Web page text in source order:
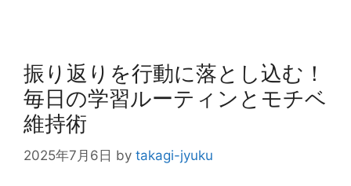
振り返りを行動に落とし込む！
毎日の学習ルーティンとモチベ
維持術
2025年7月6日 by takagi-jyuku